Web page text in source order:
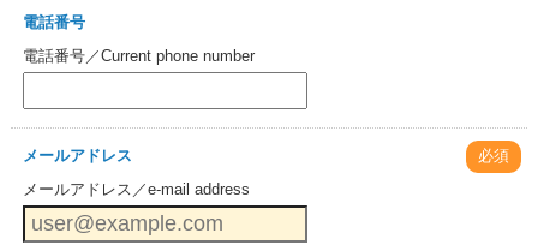
電話番号
電話番号／Current phone number
メールアドレス
必須
メールアドレス／e-mail address